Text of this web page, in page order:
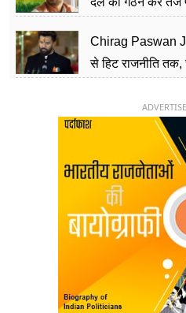
Chirag Paswan
से हिट राजनीति तक,